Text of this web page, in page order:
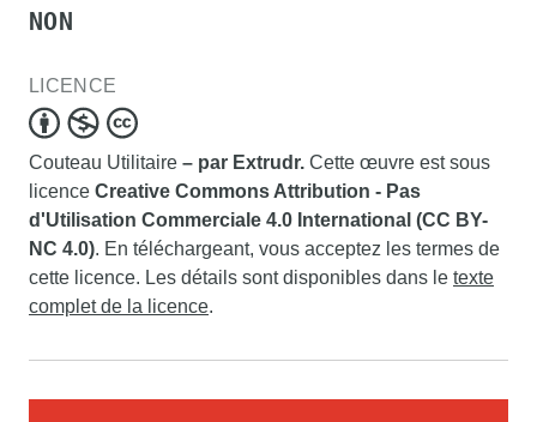
NON
LICENCE
Couteau Utilitaire – par Extrudr. Cette œuvre est sous
licence Creative Commons Attribution - Pas
d'Utilisation Commerciale 4.0 International (CC BY-
NC 4.0). En téléchargeant, vous acceptez les termes de
cette licence. Les détails sont disponibles dans le texte
complet de la licence.